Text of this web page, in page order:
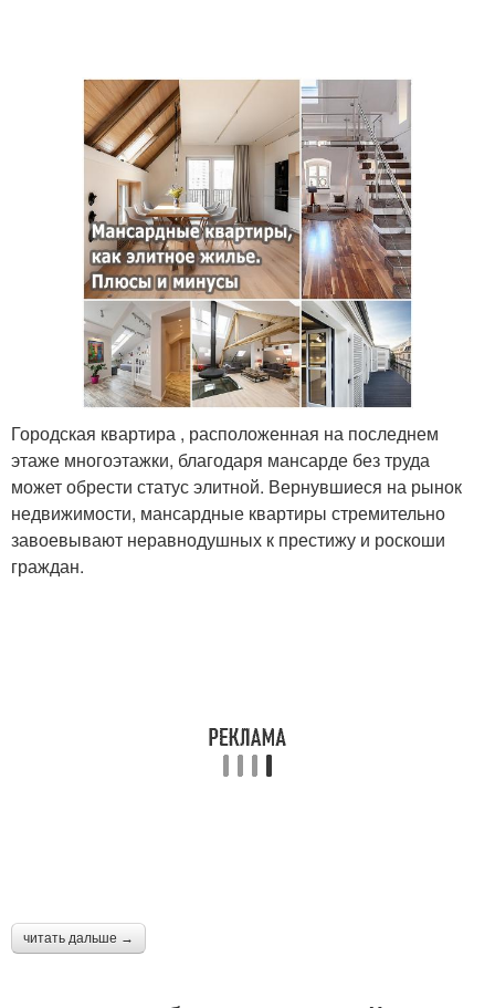
Городская квартира , расположенная на последнем
этаже многоэтажки, благодаря мансарде без труда
может обрести статус элитной. Вернувшиеся на рынок
недвижимости, мансардные квартиры стремительно
завоевывают неравнодушных к престижу и роскоши
граждан.
читать дальше →